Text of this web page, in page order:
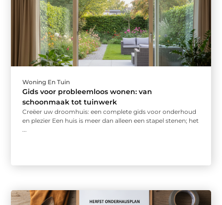
Woning En Tuin
Gids voor probleemloos wonen: van
schoonmaak tot tuinwerk
Creëer uw droomhuis: een complete gids voor onderhoud
en plezier Een huis is meer dan alleen een stapel stenen; het
...